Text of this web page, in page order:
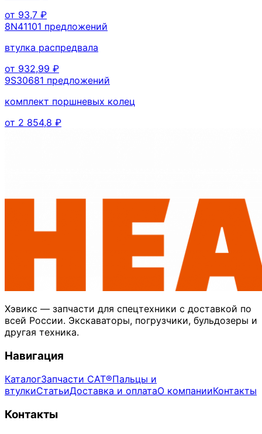
от 93,7 ₽
8N41101 предложений
втулка распредвала
от 932,99 ₽
9S30681 предложений
комплект поршневых колец
от 2 854,8 ₽
Хэвикс — запчасти для спецтехники с доставкой по
всей России. Экскаваторы, погрузчики, бульдозеры и
другая техника.
Навигация
КаталогЗапчасти CAT®Пальцы и
втулкиСтатьиДоставка и оплатаО компанииКонтакты
Контакты